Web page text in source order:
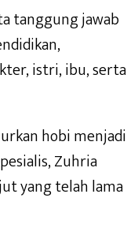
tanggung jawab
istri, ibu, serta
hobi menjadi
Zuhria
yang telah lama